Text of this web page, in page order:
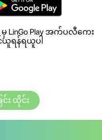
မှ LinGo Play အက်ပလီကေး
ရန်ရယူပါ
း ထိုင်း